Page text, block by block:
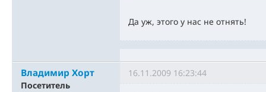
Да уж, этого у нас не отнять!
Владимир Хорт
Посетитель
16.11.2009 16:23:44